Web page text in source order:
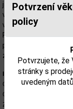
Potvrzení
policy
Potvrzujete, že
stránky s
uvedeným
jsou„Zlaté půdní
všechny užitečné
voda).
Pro vodku zlatogor je
použávané na
zahrady.
Informace
Obsah alkoholu: 40%
Obsah lahve: 0,7 l
Země původu: Ukrajina